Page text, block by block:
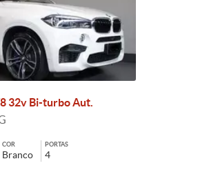
32v Bi-turbo Aut.
COR
Branco
PORTAS
4